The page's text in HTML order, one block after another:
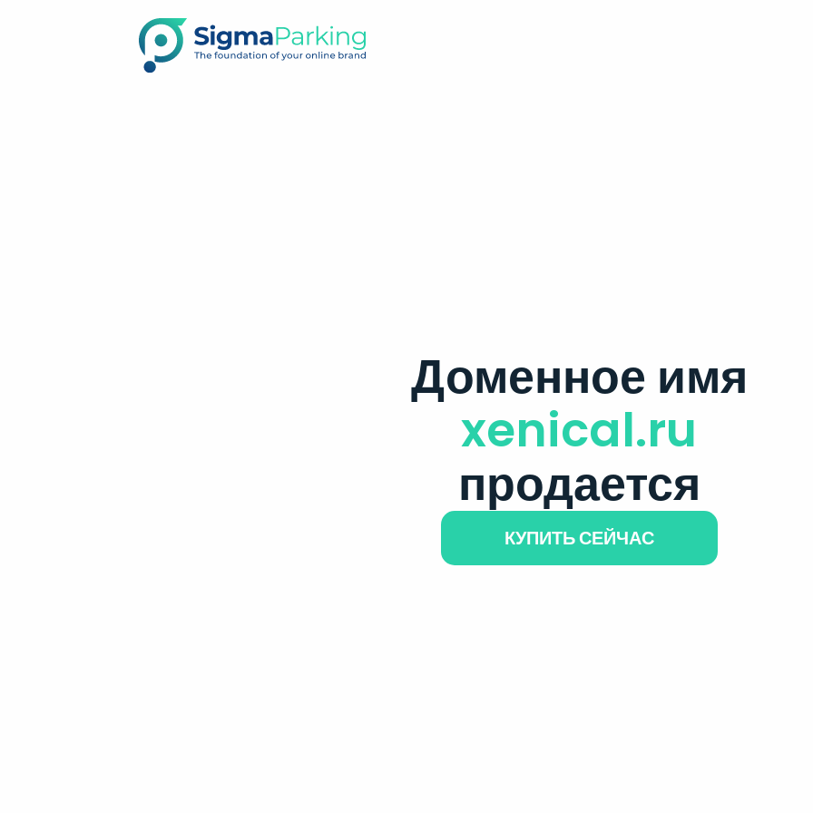
Доменное имя
xenical.ru
продается
КУПИТЬ СЕЙЧАС